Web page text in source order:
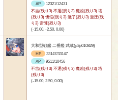
AP
12321/12431
不吉(残り3) 不運(残り3) 魔凶(残り3) 塔
(残り3) 懊悩(残り3) 魅了(残り3) 重圧(残
り3) 雷陣(残り3)
(-15.00, -2.50, 0.00)
大和型戦艦 二番艦 武蔵(p3p010829)
HP
33147/33147
AP
9511/10456
不吉(残り3) 不運(残り3) 魔凶(残り3) 塔
(残り3)
(-15.00, 2.50, 0.00)